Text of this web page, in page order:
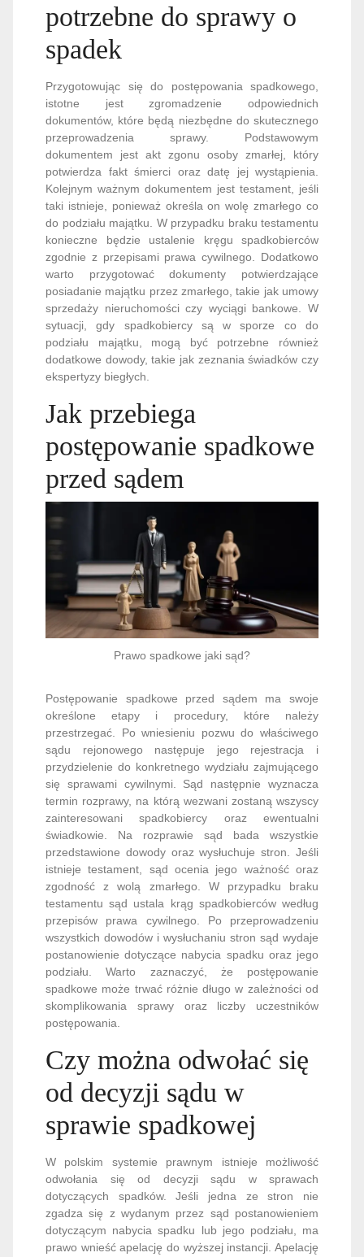
potrzebne do sprawy o
spadek
Przygotowując się do postępowania spadkowego,
istotne jest zgromadzenie odpowiednich
dokumentów, które będą niezbędne do skutecznego
przeprowadzenia sprawy. Podstawowym
dokumentem jest akt zgonu osoby zmarłej, który
potwierdza fakt śmierci oraz datę jej wystąpienia.
Kolejnym ważnym dokumentem jest testament, jeśli
taki istnieje, ponieważ określa on wolę zmarłego co
do podziału majątku. W przypadku braku testamentu
konieczne będzie ustalenie kręgu spadkobierców
zgodnie z przepisami prawa cywilnego. Dodatkowo
warto przygotować dokumenty potwierdzające
posiadanie majątku przez zmarłego, takie jak umowy
sprzedaży nieruchomości czy wyciągi bankowe. W
sytuacji, gdy spadkobiercy są w sporze co do
podziału majątku, mogą być potrzebne również
dodatkowe dowody, takie jak zeznania świadków czy
ekspertyzy biegłych.
Jak przebiega
postępowanie spadkowe
przed sądem
Prawo spadkowe jaki sąd?
Postępowanie spadkowe przed sądem ma swoje
określone etapy i procedury, które należy
przestrzegać. Po wniesieniu pozwu do właściwego
sądu rejonowego następuje jego rejestracja i
przydzielenie do konkretnego wydziału zajmującego
się sprawami cywilnymi. Sąd następnie wyznacza
termin rozprawy, na którą wezwani zostaną wszyscy
zainteresowani spadkobiercy oraz ewentualni
świadkowie. Na rozprawie sąd bada wszystkie
przedstawione dowody oraz wysłuchuje stron. Jeśli
istnieje testament, sąd ocenia jego ważność oraz
zgodność z wolą zmarłego. W przypadku braku
testamentu sąd ustala krąg spadkobierców według
przepisów prawa cywilnego. Po przeprowadzeniu
wszystkich dowodów i wysłuchaniu stron sąd wydaje
postanowienie dotyczące nabycia spadku oraz jego
podziału. Warto zaznaczyć, że postępowanie
spadkowe może trwać różnie długo w zależności od
skomplikowania sprawy oraz liczby uczestników
postępowania.
Czy można odwołać się
od decyzji sądu w
sprawie spadkowej
W polskim systemie prawnym istnieje możliwość
odwołania się od decyzji sądu w sprawach
dotyczących spadków. Jeśli jedna ze stron nie
zgadza się z wydanym przez sąd postanowieniem
dotyczącym nabycia spadku lub jego podziału, ma
prawo wnieść apelację do wyższej instancji. Apelację